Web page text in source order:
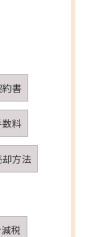
約書
数料
却方法
税